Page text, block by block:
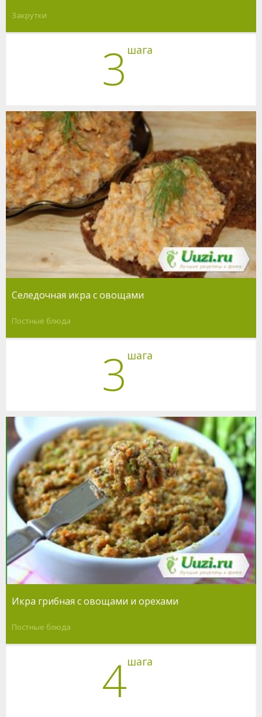
Закрутки
3 шага
Селедочная икра с овощами
Постные блюда
3 шага
Икра грибная с овощами и орехами
Постные блюда
4шага